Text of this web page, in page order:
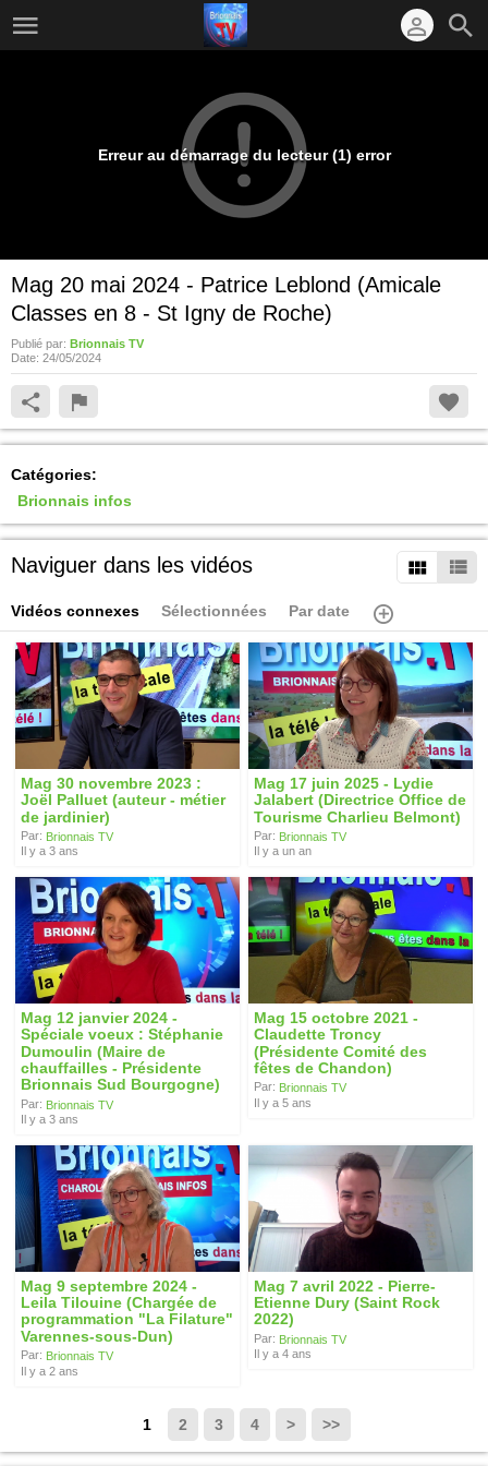
Erreur au démarrage du lecteur (1) error
Mag 20 mai 2024 - Patrice Leblond (Amicale
Classes en 8 - St Igny de Roche)
Publié par: Brionnais TV
Date: 24/05/2024
Catégories:
Brionnais infos
Naviguer dans les vidéos
Vidéos connexes Sélectionnées Par date
Mag 30 novembre 2023 :
Joël Palluet (auteur - métier
de jardinier)
Par: Brionnais TV
Il y a 3 ans
Mag 17 juin 2025 - Lydie
Jalabert (Directrice Office de
Tourisme Charlieu Belmont)
Par: Brionnais TV
Il y a un an
Mag 12 janvier 2024 -
Spéciale voeux : Stéphanie
Dumoulin (Maire de
chauffailles - Présidente
Brionnais Sud Bourgogne)
Par: Brionnais TV
Il y a 3 ans
Mag 15 octobre 2021 -
Claudette Troncy
(Présidente Comité des
fêtes de Chandon)
Par: Brionnais TV
Il y a 5 ans
Mag 9 septembre 2024 -
Leila Tilouine (Chargée de
programmation "La Filature"
Varennes-sous-Dun)
Par: Brionnais TV
Il y a 2 ans
Mag 7 avril 2022 - Pierre-
Etienne Dury (Saint Rock
2022)
Par: Brionnais TV
Il y a 4 ans
1 2 3 4 > >>